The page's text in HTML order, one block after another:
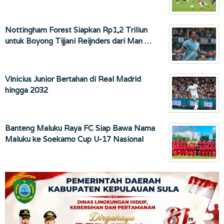
Nottingham Forest Siapkan Rp1,2 Triliun
untuk Boyong Tijjani Reijnders dari Man …
Vinicius Junior Bertahan di Real Madrid
hingga 2032
Banteng Maluku Raya FC Siap Bawa Nama
Maluku ke Soekarno Cup U-17 Nasional